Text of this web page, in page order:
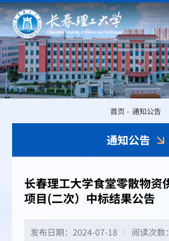
通知公告
首页 - 通知公告
长春理工大学食堂零散物资
项目(二次）中标结果公告
发布日期：2024-07-18 阅读次数：